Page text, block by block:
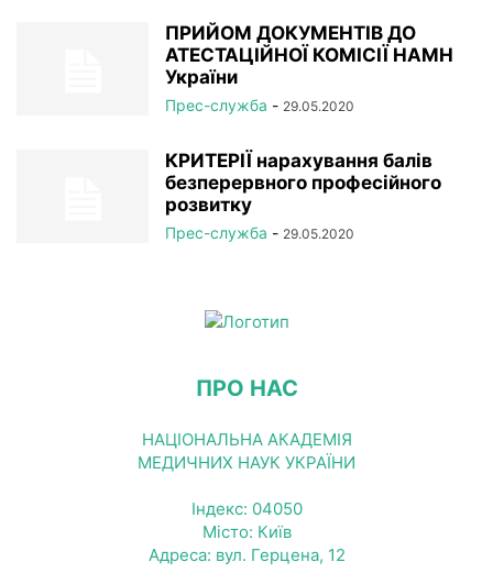
ПРИЙОМ ДОКУМЕНТІВ ДО
АТЕСТАЦІЙНОЇ КОМІСІЇ НАМН
України
Прес-служба - 29.05.2020
КРИТЕРІЇ нарахування балів
безперервного професійного
розвитку
Прес-служба - 29.05.2020
ПРО НАС
НАЦІОНАЛЬНА АКАДЕМІЯ
МЕДИЧНИХ НАУК УКРАЇНИ
Індекс: 04050
Місто: Київ
Адреса: вул. Герцена, 12